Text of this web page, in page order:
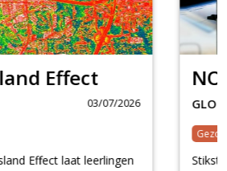
03/07/2026
is een gas dat in Nederland